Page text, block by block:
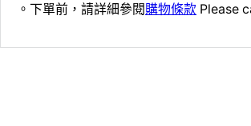
。下單前，請詳細參閱購物條款 Please